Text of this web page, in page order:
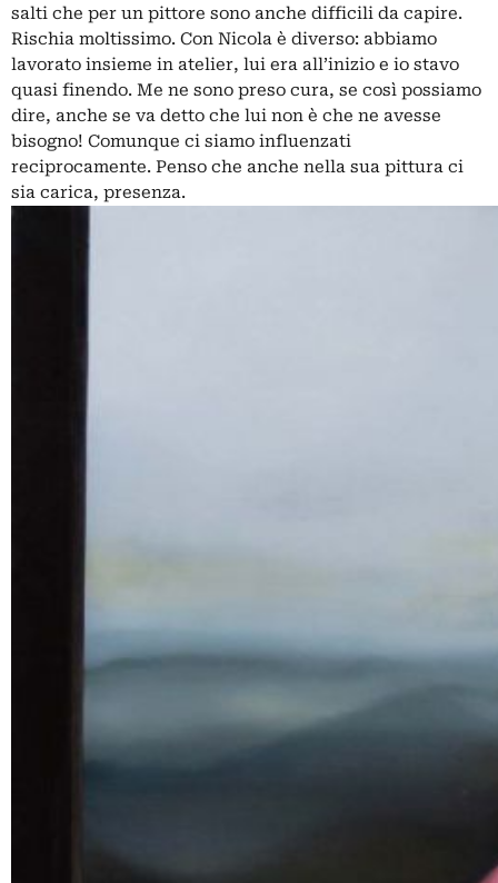
salti che per un pittore sono anche difficili da capire.
Rischia moltissimo. Con Nicola è diverso: abbiamo
lavorato insieme in atelier, lui era all’inizio e io stavo
quasi finendo. Me ne sono preso cura, se così possiamo
dire, anche se va detto che lui non è che ne avesse
bisogno! Comunque ci siamo influenzati
reciprocamente. Penso che anche nella sua pittura ci
sia carica, presenza.